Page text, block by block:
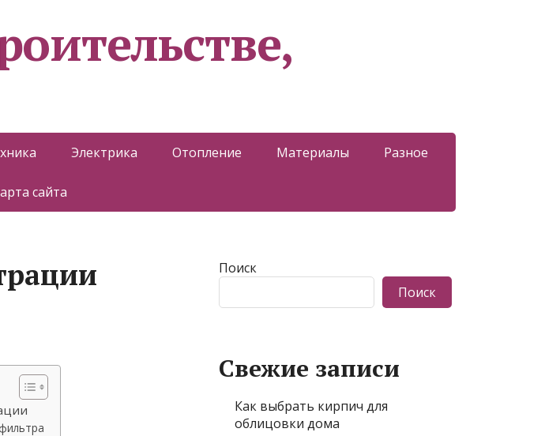
Электрика Отопление Материалы Разное
сайта
Поиск
Поиск
Свежие записи
Как выбрать кирпич для
облицовки дома